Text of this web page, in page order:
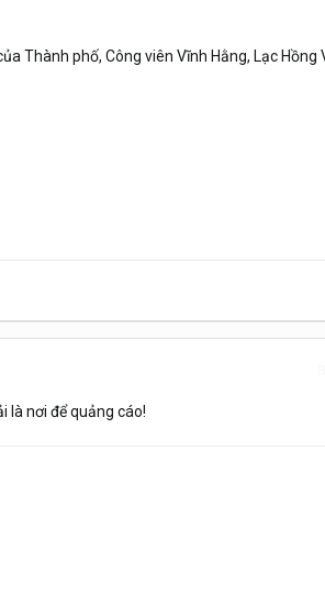
phố, Công viên Vĩnh Hằng, Lạc Hồng
là nơi để quảng cáo!